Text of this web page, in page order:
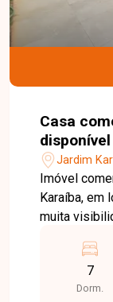
Casa
Jardim
Jardim
Imóvel
Karaíba,
muita
serviço,
lateral,
piso em
7
Dorm.